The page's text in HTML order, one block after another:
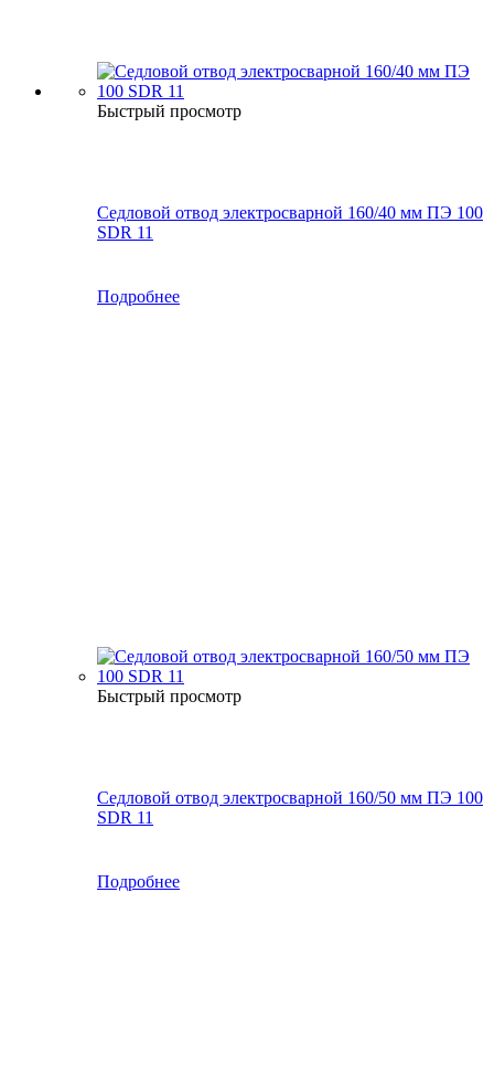
Быстрый просмотр
Седловой отвод электросварной 160/40 мм ПЭ 100
SDR 11
Подробнее
Быстрый просмотр
Седловой отвод электросварной 160/50 мм ПЭ 100
SDR 11
Подробнее